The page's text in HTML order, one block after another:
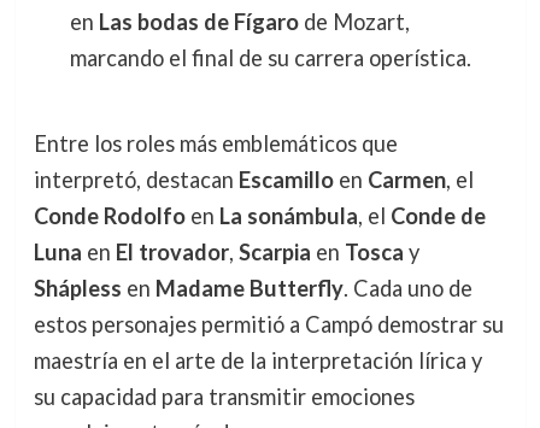
en Las bodas de Fígarode Mozart,
marcando el final de su carrera operística.
Entre los roles más emblemáticos que
interpretó, destacan Escamilloen Carmen, el
Conde Rodolfoen La sonámbula, el Conde de
Luna en El trovador, Scarpia en Tosca y
Shápless en Madame Butterfly. Cada uno de
estos personajes permitió a Campó demostrar su
maestría en el arte de la interpretación lírica y
su capacidad para transmitir emociones